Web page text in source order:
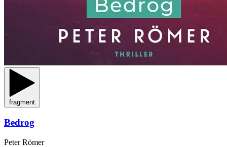
fragment
Bedrog
Peter Römer